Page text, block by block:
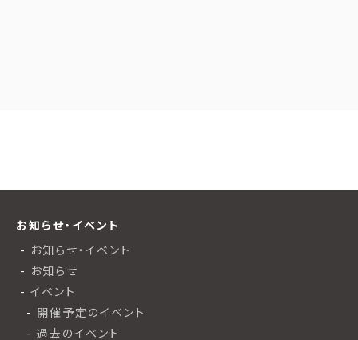
お知らせ・イベント
お知らせ・イベント
お知らせ
イベント
開催予定のイベント
過去のイベント